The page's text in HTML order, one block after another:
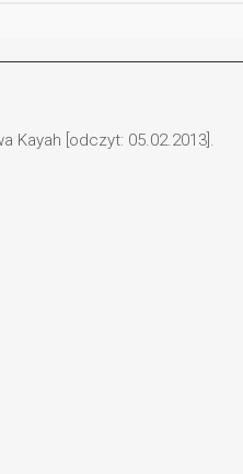
Kayah [odczyt: 05.02.2013].